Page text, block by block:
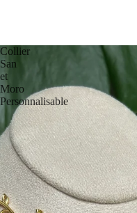
Collier
San
et
Moro
Personnalisable